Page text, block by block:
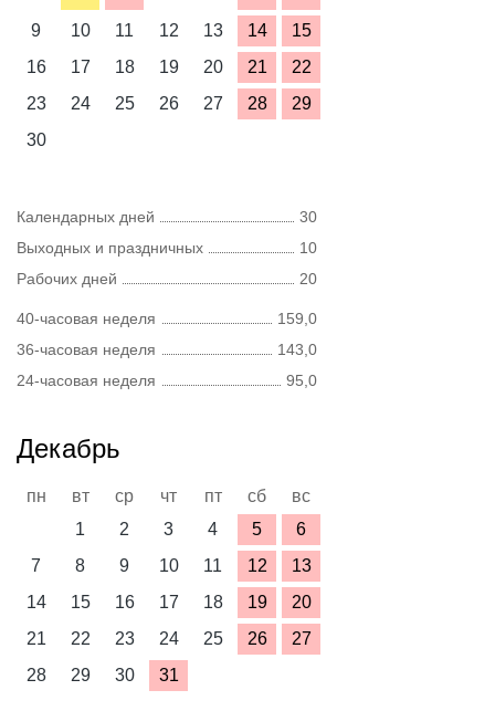
9
10 11 12 13 14
15
16
17 18 19 20 21
22
23
24 25 26 27 28
29
30
Календарных дней
30
Выходных и праздничных
10
Рабочих дней
20
40-часовая неделя
159,0
36-часовая неделя
143,0
24-часовая неделя
95,0
Декабрь
пн вт ср чт пт сб
вс
1
2 3 4 5
6
7
8 9 10 11 12
13
14
15 16 17 18 19
20
21
22 23 24 25 26
27
28
29 30 31